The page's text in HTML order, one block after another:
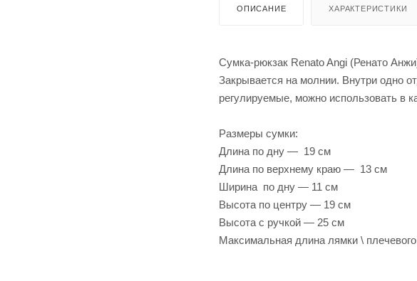
ОПИСАНИЕ ХАРАКТЕРИСТИКИ
Сумка-рюкзак Renato Angi (Ренато
Закрывается на молнии. Внутри одно
регулируемые, можно использовать в
Размеры сумки:
Длина по дну — 19 см
Длина по верхнему краю — 13 см
Ширина по дну — 11 см
Высота по центру — 19 см
Высота с ручкой — 25 см
Максимальная длина лямки \